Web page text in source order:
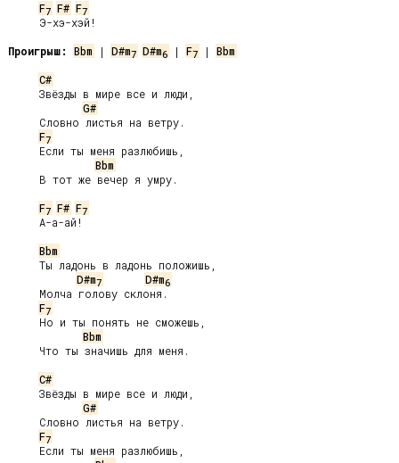
F7 F# F7
Проигрыш:
Bbm | D#m7 D#m6 | F7 | Bbm
C#
G#
F7
Bbm
F7 F# F7
Bbm
D#m7 D#m6
F7
Bbm
C#
G#
F7